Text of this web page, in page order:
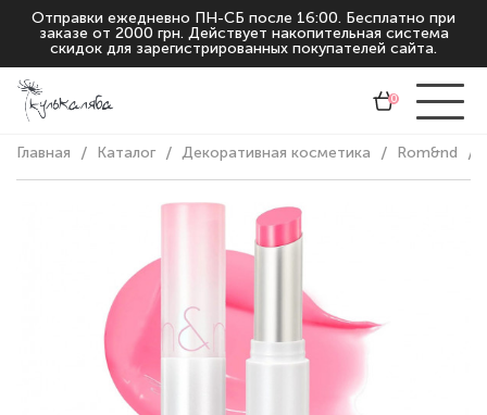
Отправки ежедневно ПН-СБ после 16:00. Бесплатно при
заказе от 2000 грн. Действует накопительная система
скидок для зарегистрированных покупателей сайта.
0
Главная Каталог Декоративная косметика Rom&nd